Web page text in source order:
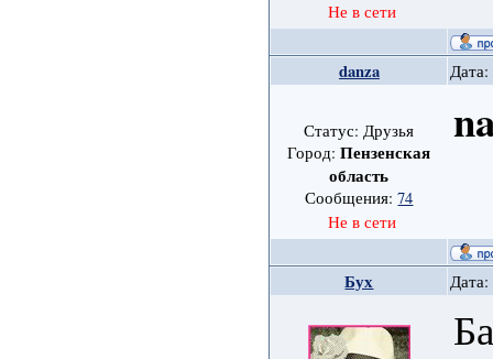
Не в сети
danza
Статус: Друзья
Город:Пензенская
область
Сообщения:74
Не в сети
Бух